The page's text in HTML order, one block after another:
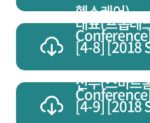
헬스케어)
대표(프롭테
전무(스마트
[4-8] [2018
[4-9] [2018